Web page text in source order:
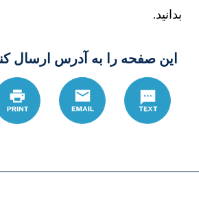
بدانید.
این صفحه را به آدرس ارسال کنید:
Text
Email چاپ